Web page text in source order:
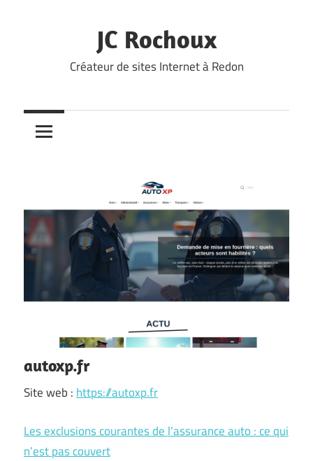
JC Rochoux
Créateur de sites Internet à Redon
autoxp.fr
Site web : https://autoxp.fr
Les exclusions courantes de l’assurance auto : ce qui
n’est pas couvert